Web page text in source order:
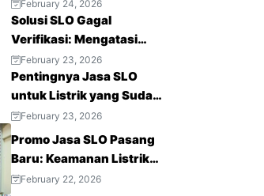
Mudah
February 24, 2026
Solusi SLO Gagal
Verifikasi: Mengatasi
Krisis Kepercayaan Publik
February 23, 2026
Pentingnya Jasa SLO
untuk Listrik yang Sudah
Terpasang
February 23, 2026
Promo Jasa SLO Pasang
Baru: Keamanan Listrik
Terjamin, Hemat Biaya
February 22, 2026